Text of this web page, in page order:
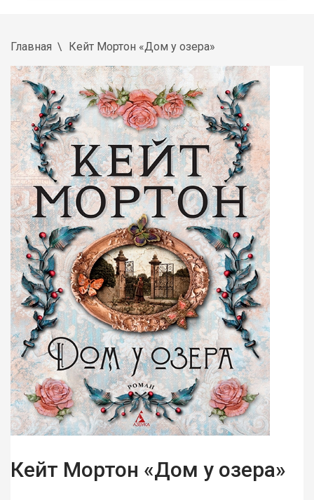
Главная Кейт Мортон «Дом у озера»
Кейт Мортон «Дом у озера»